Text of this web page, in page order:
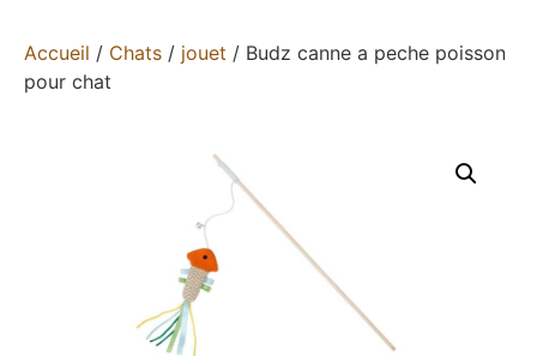
Accueil / Chats / jouet / Budz canne a peche poisson
pour chat